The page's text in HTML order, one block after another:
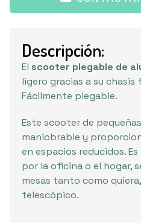
Descripción:
El scooter plegable de
ligero gracias a su
Fácilmente plegable.
Este scooter de
maniobrable y
en espacios reducidos.
por la oficina o el hogar,
mesas tanto como
telescópico.